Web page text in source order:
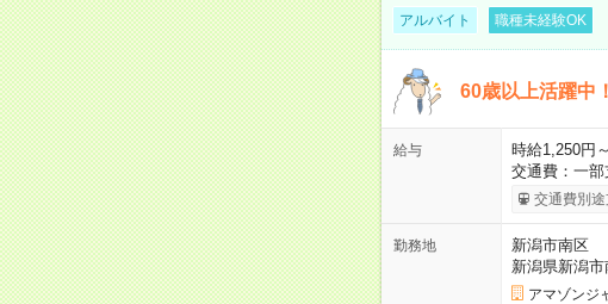
アルバイト 職種未経験OK
60歳以上活躍中
給与
時給1,250円
交通費：一
交通費別途
勤務地
新潟市南区
新潟県新潟
アマゾンジ